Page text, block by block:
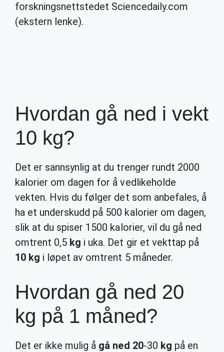
forskningsnettstedet Sciencedaily.com
(ekstern lenke).
Hvordan gå ned i vekt
10 kg?
Det er sannsynlig at du trenger rundt 2000
kalorier om dagen for å vedlikeholde
vekten. Hvis du følger det som anbefales, å
ha et underskudd på 500 kalorier om dagen,
slik at du spiser 1500 kalorier, vil du gå ned
omtrent 0,5 kg i uka. Det gir et vekttap på
10 kg i løpet av omtrent 5 måneder.
Hvordan gå ned 20
kg på 1 måned?
Det er ikke mulig å gå ned 20-30 kg på en